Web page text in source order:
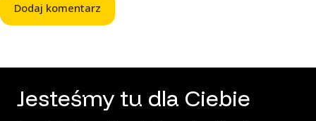
Dodaj komentarz
Jesteśmy tu dla Ciebie